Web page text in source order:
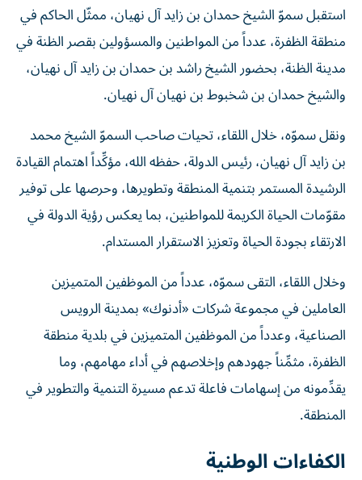
استقبل سموّ الشيخ حمدان بن زايد آل نهيان، ممثّل الحاكم في
منطقة الظفرة، عدداً من المواطنين والمسؤولين بقصر الظنة في
مدينة الظنة، بحضور الشيخ راشد بن حمدان بن زايد آل نهيان،
والشيخ حمدان بن شخبوط بن نهيان آل نهيان.
ونقل سموّه، خلال اللقاء، تحيات صاحب السموّ الشيخ محمد
بن زايد آل نهيان، رئيس الدولة، حفظه الله، مؤكِّداً اهتمام القيادة
الرشيدة المستمر بتنمية المنطقة وتطويرها، وحرصها على توفير
مقوّمات الحياة الكريمة للمواطنين، بما يعكس رؤية الدولة في
الارتقاء بجودة الحياة وتعزيز الاستقرار المستدام.
وخلال اللقاء، التقى سموّه، عدداً من الموظفين المتميزين
العاملين في مجموعة شركات «أدنوك» بمدينة الرويس
الصناعية، وعدداً من الموظفين المتميزين في بلدية منطقة
الظفرة، مثمِّناً جهودهم وإخلاصهم في أداء مهامهم، وما
يقدِّمونه من إسهامات فاعلة تدعم مسيرة التنمية والتطوير في
المنطقة.
الكفاءات الوطنية